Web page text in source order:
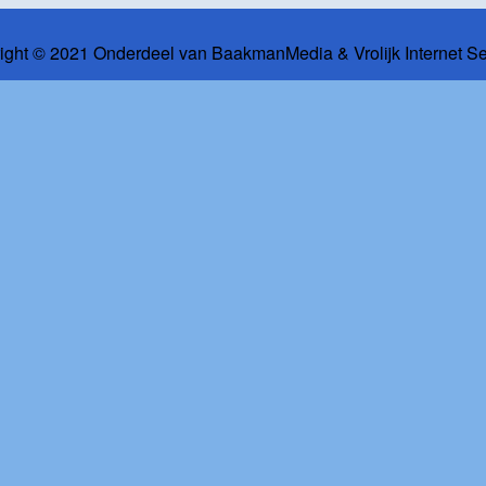
© 2021 Onderdeel van BaakmanMedia& Vrolijk Internet